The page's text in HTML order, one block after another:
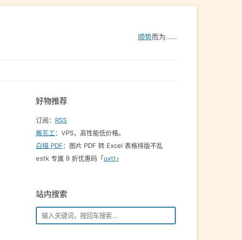
顺势而为……
好物推荐
订阅： RSS
搬瓦工：VPS，高性能低价格。️
白描 PDF：图片 PDF 转 Excel 表格排版不乱
estk 专属 9 折优惠码「uxtt 」
站内搜索